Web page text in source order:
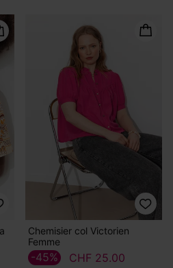
Chemisier col Victorien
Femme
CHF 25.00
-45%